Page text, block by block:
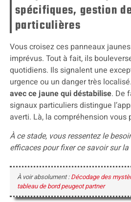
spécifiques, gestion
particulières
Vous croisez ces panneaux
imprévus. Tout à fait, ils
quotidiens. Ils signalent une
urgence ou un danger très localisé.
avec ce jaune qui déstabilise. De
signaux particuliers distingue
averti. Là, la compréhension vous
À ce stade, vous ressentez le
efficaces pour fixer ce savoir sur la
À voir absolument :Décodage des
tableau de bord peugeot partner